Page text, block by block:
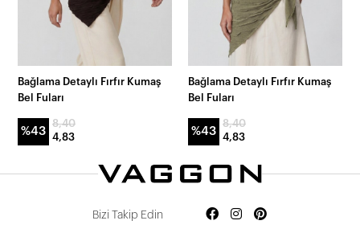
Bağlama Detaylı Fırfır Kumaş
Bel Fuları
%43
8,40
4,83
Bağlama Detaylı Fırfır Kumaş
Bel Fuları
%43
8,40
4,83
Bizi Takip Edin